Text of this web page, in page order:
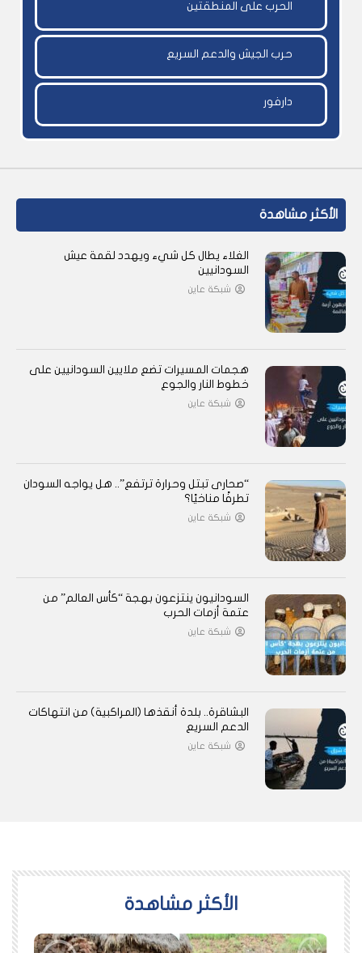
الحرب على المنطقتين
حرب الجيش والدعم السريع
دارفور
الأكثر مشاهدة
الغلاء يطال كل شيء ويهدد لقمة عيش
السودانيين
شبكة عاين
هجمات المسيرات تضع ملايين السودانيين على
خطوط النار والجوع
شبكة عاين
“صحارى تبتل وحرارة ترتفع”.. هل يواجه السودان
تطرفًا مناخيًا؟
شبكة عاين
السودانيون ينتزعون بهجة “كأس العالم” من
عتمة أزمات الحرب
شبكة عاين
البشاقرة.. بلدة أنقذها (المراكبية) من انتهاكات
الدعم السريع
شبكة عاين
اﻷكثر مشاهدة